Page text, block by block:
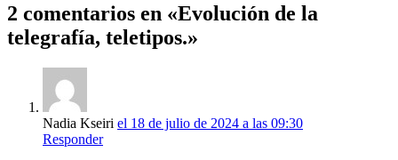
2 comentarios en «Evolución de la
telegrafía, teletipos.»
Nadia Kseiri el 18 de julio de 2024 a las 09:30
Responder